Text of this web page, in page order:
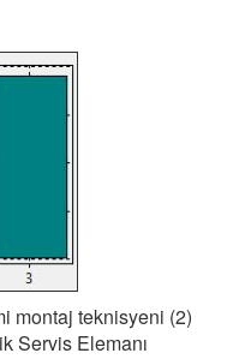
montaj teknisyeni (2)
Servis Elemanı